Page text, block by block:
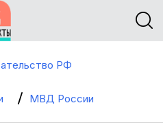
РФ
МВД России